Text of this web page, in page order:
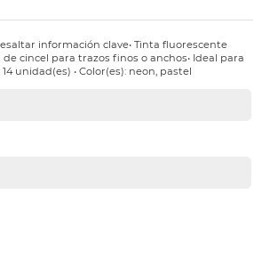
información clave• Tinta fluorescente
cincel para trazos finos o anchos• Ideal para
unidad(es) • Color(es): neon, pastel